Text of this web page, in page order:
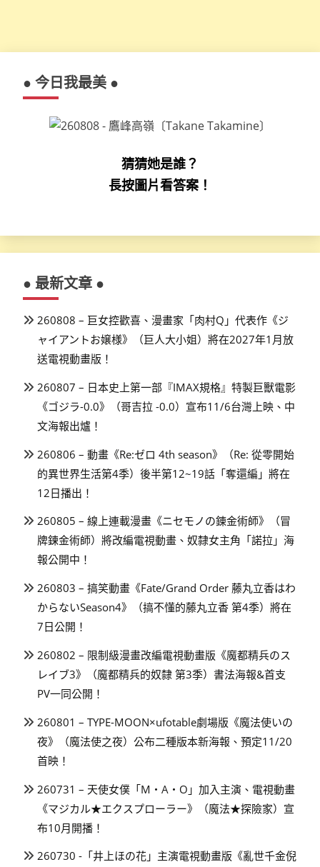
● 今日我最美 ●
猜猜她是誰？
長按圖片看答案！
● 最新文章 ●
260808 – 巨女控歡喜、漫畫家「肉村Q」代表作《ジ
ャイアントお嬢様》（巨人大小姐）將在2027年1月放
送電視動畫版！
260807 – 日本史上第一部『IMAX規格』特製巨獸電影
《ゴジラ-0.0》（哥吉拉 -0.0）宣布11/6台灣上映、中
文海報出爐！
260806 – 動畫《Re:ゼロ 4th season》（Re: 從零開始
的異世界生活第4季）後半第12~19話「奪還編」將在
12日播出！
260805 – 線上連載漫畫《ニセモノの錬金術師》（冒
牌鍊金術師）將改編電視動畫、奴隸女主角「諾拉」海
報公開中！
260803 – 搞笑動畫《Fate/Grand Order 藤丸立香はわ
からないSeason4》（搞不懂的藤丸立香 第4季）將在
7日公開！
260802 – 限制級漫畫改編電視動畫版《魔都精兵のス
レイブ3》（魔都精兵的奴隸 第3季）書法海報&首支
PV一同公開！
260801 – TYPE-MOON×ufotable劇場版《魔法使いの
夜》（魔法使之夜）公布二種版本新海報、預定11/20
首映！
260731 – 天使女僕「M・A・O」加入主演、電視動畫
《マジカル★エクスプローラー》（魔法★探險家）宣
布10月開播！
260730 -「井上ほの花」主演電視動畫版《亂世千金倪